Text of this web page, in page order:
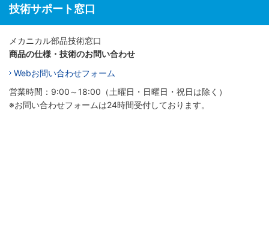
技術サポート窓口
メカニカル部品技術窓口
商品の仕様・技術のお問い合わせ
Webお問い合わせフォーム
営業時間：9:00～18:00（土曜日・日曜日・祝日は除く）
※お問い合わせフォームは24時間受付しております。